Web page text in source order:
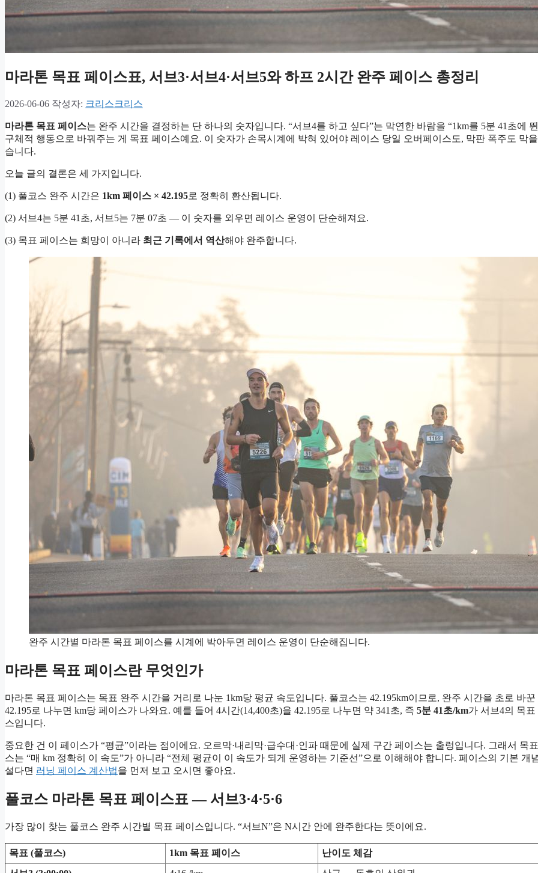
마라톤 목표 페이스표, 서브3·서브4·서브5와 하프 2시간 완주 페이스 총정리
2026-06-06 작성자: 크리스크리스
마라톤 목표 페이스는 완주 시간을 결정하는 단 하나의 숫자입니다. “서브4를 하고 싶다”는 막연한 바람을 “1km를 5분 41초에
구체적 행동으로 바꿔주는 게 목표 페이스예요. 이 숫자가 손목시계에 박혀 있어야 레이스 당일 오버페이스도, 막판 폭주도 막
습니다.
오늘 글의 결론은 세 가지입니다.
(1) 풀코스 완주 시간은 1km 페이스 × 42.195로 정확히 환산됩니다.
(2) 서브4는 5분 41초, 서브5는 7분 07초 — 이 숫자를 외우면 레이스 운영이 단순해져요.
(3) 목표 페이스는 희망이 아니라 최근 기록에서 역산해야 완주합니다.
완주 시간별 마라톤 목표 페이스를 시계에 박아두면 레이스 운영이 단순해집니다.
마라톤 목표 페이스란 무엇인가
마라톤 목표 페이스는 목표 완주 시간을 거리로 나눈 1km당 평균 속도입니다. 풀코스는 42.195km이므로, 완주 시간을 초로 바꾼
42.195로 나누면 km당 페이스가 나와요. 예를 들어 4시간(14,400초)을 42.195로 나누면 약 341초, 즉 5분 41초/km가 서브4의 목표
스입니다.
중요한 건 이 페이스가 “평균”이라는 점이에요. 오르막·내리막·급수대·인파 때문에 실제 구간 페이스는 출렁입니다. 그래서 목표
스는 “매 km 정확히 이 속도”가 아니라 “전체 평균이 이 속도가 되게 운영하는 기준선”으로 이해해야 합니다. 페이스의 기본 개
설다면 러닝 페이스 계산법을 먼저 보고 오시면 좋아요.
풀코스 마라톤 목표 페이스표 — 서브3·4·5·6
가장 많이 찾는 풀코스 완주 시간별 목표 페이스입니다. “서브N”은 N시간 안에 완주한다는 뜻이에요.
목표 (풀코스) 1km 목표 페이스
난이도 체감